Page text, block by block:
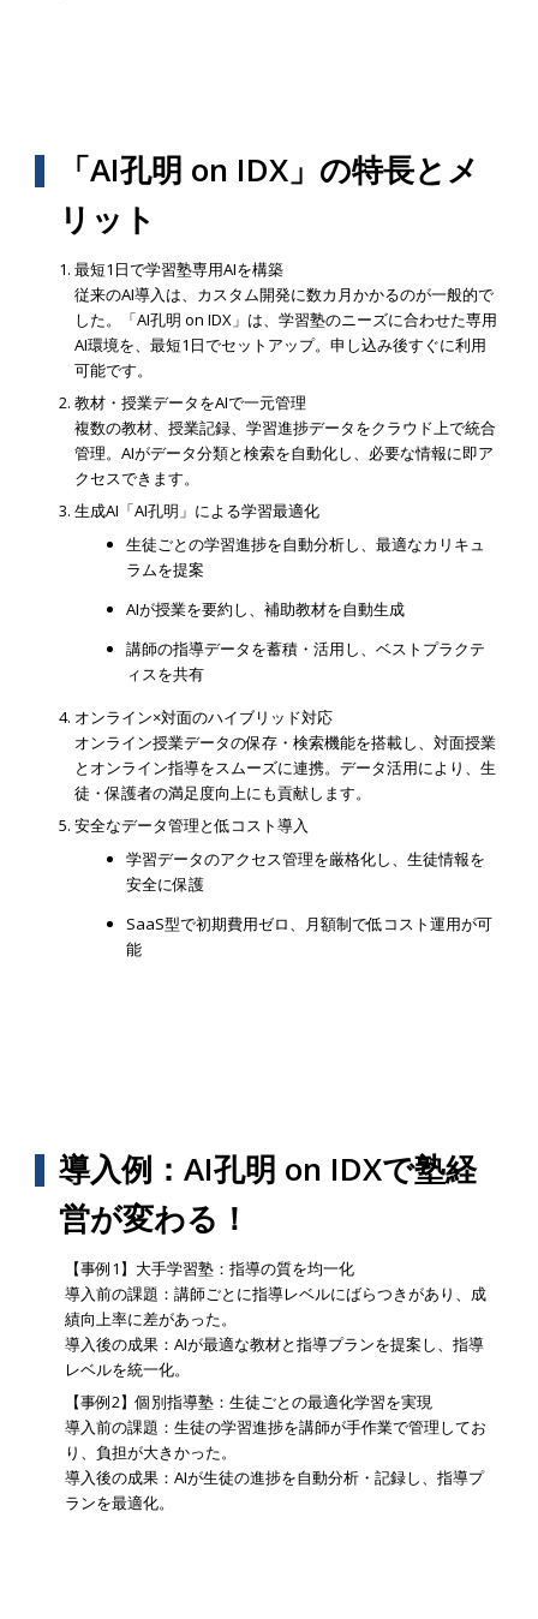
「AI孔明 on IDX」の特長とメ
リット
最短1日で学習塾専用AIを構築
従来のAI導入は、カスタム開発に数カ月かかるのが一般的で
した。「AI孔明 on IDX」は、学習塾のニーズに合わせた専用
AI環境を、最短1日でセットアップ。申し込み後すぐに利用
可能です。
教材・授業データをAIで一元管理
複数の教材、授業記録、学習進捗データをクラウド上で統合
管理。AIがデータ分類と検索を自動化し、必要な情報に即ア
クセスできます。
生成AI「AI孔明」による学習最適化
生徒ごとの学習進捗を自動分析し、最適なカリキュ
ラムを提案
AIが授業を要約し、補助教材を自動生成
講師の指導データを蓄積・活用し、ベストプラクテ
ィスを共有
オンライン×対面のハイブリッド対応
オンライン授業データの保存・検索機能を搭載し、対面授業
とオンライン指導をスムーズに連携。データ活用により、生
徒・保護者の満足度向上にも貢献します。
安全なデータ管理と低コスト導入
学習データのアクセス管理を厳格化し、生徒情報を
安全に保護
SaaS型で初期費用ゼロ、月額制で低コスト運用が可
能
導入例：AI孔明 on IDXで塾経
営が変わる！
【事例1】大手学習塾：指導の質を均一化
導入前の課題：講師ごとに指導レベルにばらつきがあり、成
績向上率に差があった。
導入後の成果：AIが最適な教材と指導プランを提案し、指導
レベルを統一化。
【事例2】個別指導塾：生徒ごとの最適化学習を実現
導入前の課題：生徒の学習進捗を講師が手作業で管理してお
り、負担が大きかった。
導入後の成果：AIが生徒の進捗を自動分析・記録し、指導プ
ランを最適化。